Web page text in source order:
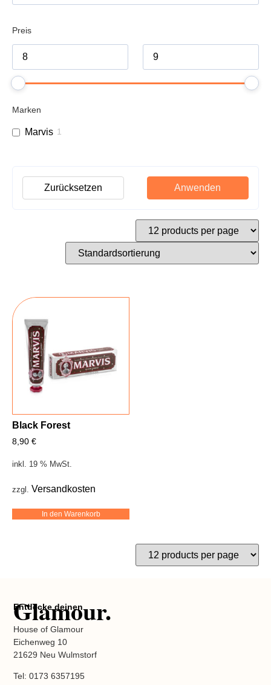
Preis
Marken
Marvis 1
Anwenden
Zurücksetzen
Black Forest
8,90 €
inkl. 19 % MwSt.
zzgl. Versandkosten
In den Warenkorb
Entdecke deinen
Glamour.
House of Glamour
Eichenweg 10
21629 Neu Wulmstorf
Tel: 0173 6357195